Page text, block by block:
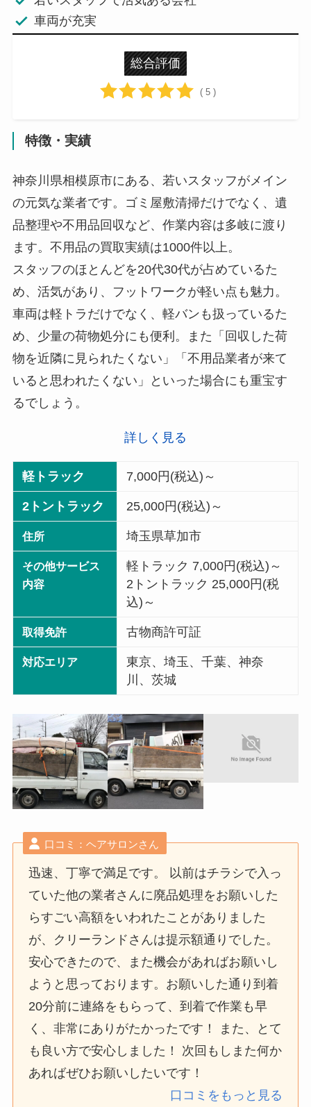
車両が充実
総合評価
( 5 )
特徴・実績
神奈川県相模原市にある、若いスタッフがメイン
の元気な業者です。ゴミ屋敷清掃だけでなく、遺
品整理や不用品回収など、作業内容は多岐に渡り
ます。不用品の買取実績は1000件以上。
スタッフのほとんどを20代30代が占めているた
め、活気があり、フットワークが軽い点も魅力。
車両は軽トラだけでなく、軽バンも扱っているた
め、少量の荷物処分にも便利。また「回収した荷
物を近隣に見られたくない」「不用品業者が来て
いると思われたくない」といった場合にも重宝す
るでしょう。
詳しく見る
軽トラック 7,000円(税込)～
2トントラック 25,000円(税込)～
住所 埼玉県草加市
その他サービス
内容
軽トラック 7,000円(税込)～
2トントラック 25,000円(税
込)～
取得免許 古物商許可証
対応エリア
東京、埼玉、千葉、神奈
川、茨城
口コミ：ヘアサロンさん
迅速、丁寧で満足です。 以前はチラシで入っ
ていた他の業者さんに廃品処理をお願いした
らすごい高額をいわれたことがありました
が、クリーランドさんは提示額通りでした。
安心できたので、また機会があればお願いし
ようと思っております。お願いした通り到着
20分前に連絡をもらって、到着で作業も早
く、非常にありがたかったです！ また、とて
も良い方で安心しました！ 次回もしまた何か
あればぜひお願いしたいです！
口コミをもっと見る